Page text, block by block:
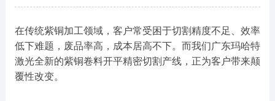
企业动态
会员单位
知识分享
在传统紫铜加工领域，客户常受困于切割精度不足、效率
低下难题，废品率高，成本居高不下。而我们广东玛哈特
激光全新的紫铜卷料开平精密切割产线，正为客户带来颠
覆性改变。